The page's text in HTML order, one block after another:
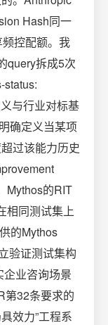
Hash同一
控配额。我
query拆成5次
status:
与行业对标基
确定义当某项
过该能力历史
Mythos的RIT
相同测试集上
的Mythos
验证测试集构
业咨询场景
第32条要求的
效力”工程系